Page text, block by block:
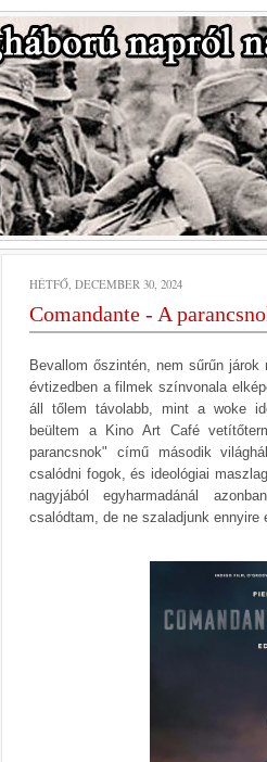
HÉTFŐ, DECEMBER 30, 2024
Comandante - A
Bevallom őszintén, nem sűrűn
évtizedben a filmek színvonala
áll tőlem távolabb, mint a woke
beültem a Kino Art Café
parancsnok" című második
csalódni fogok, és ideológiai
nagyjából egyharmadánál
csalódtam, de ne szaladjunk ennyire